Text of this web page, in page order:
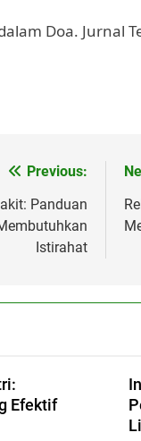
Doa. Jurnal
Previous:
Panduan
Istirahat
Efektif